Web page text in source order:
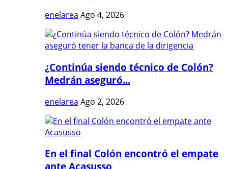
enelarea Ago 4, 2026
¿Continúa siendo técnico de Colón?
Medrán aseguró...
enelarea Ago 2, 2026
En el final Colón encontró el empate
ante Acasusso